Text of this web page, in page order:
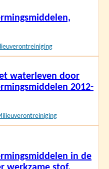
waterleven door
2012-
in de